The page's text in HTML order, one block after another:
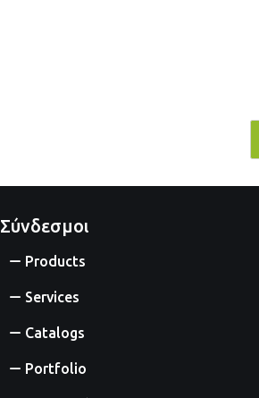
Σύνδεσμοι
Products
Services
Catalogs
Portfolio